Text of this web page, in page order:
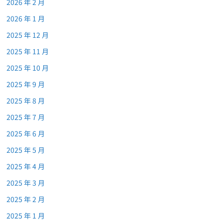
2026 年 2 月
2026 年 1 月
2025 年 12 月
2025 年 11 月
2025 年 10 月
2025 年 9 月
2025 年 8 月
2025 年 7 月
2025 年 6 月
2025 年 5 月
2025 年 4 月
2025 年 3 月
2025 年 2 月
2025 年 1 月